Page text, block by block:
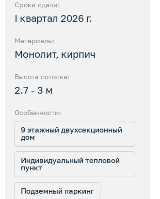
Сроки сдачи:
I квартал 2026 г.
Материалы:
Монолит, кирпич
Высота потолка:
2.7 - 3 м
Особенности:
9 этажный двухсекционный
дом
Индивидуальный тепловой
пункт
Подземный паркинг